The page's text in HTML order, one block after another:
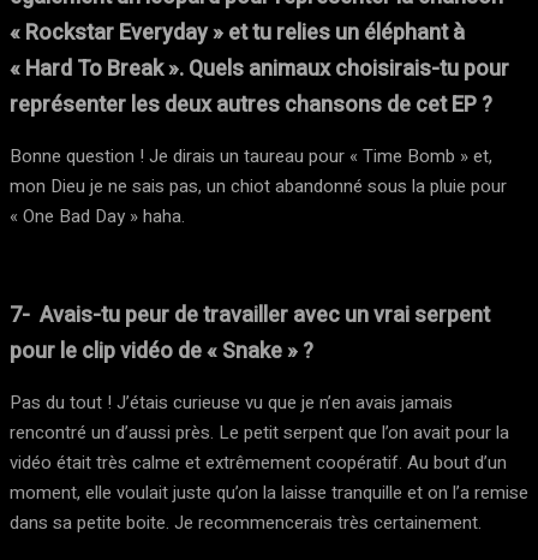
« Rockstar Everyday » et tu relies un éléphant à
« Hard To Break ». Quels animaux choisirais-tu pour
représenter les deux autres chansons de cet EP ?
Bonne question ! Je dirais un taureau pour « Time Bomb » et,
mon Dieu je ne sais pas, un chiot abandonné sous la pluie pour
« One Bad Day » haha.
7- Avais-tu peur de travailler avec un vrai serpent
pour le clip vidéo de « Snake » ?
Pas du tout ! J’étais curieuse vu que je n’en avais jamais
rencontré un d’aussi près. Le petit serpent que l’on avait pour la
vidéo était très calme et extrêmement coopératif. Au bout d’un
moment, elle voulait juste qu’on la laisse tranquille et on l’a remise
dans sa petite boite. Je recommencerais très certainement.